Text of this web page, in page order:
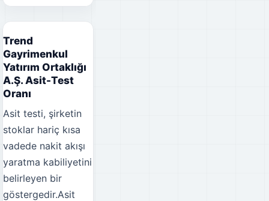
Trend
Gayrimenkul
Yatırım Ortaklığı
A.Ş. Asit-Test
Oranı
Asit testi, şirketin
stoklar hariç kısa
vadede nakit akışı
yaratma kabiliyetini
belirleyen bir
göstergedir.Asit